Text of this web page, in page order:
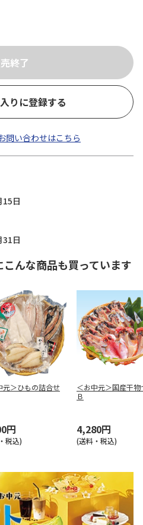
りに登録する
問い合わせはこちら
日
日
んな商品も買っています
元＞ひもの詰合せ
円
税込)
＜お中元＞国産干物
Ｂ
4,280円
(送料・税込)